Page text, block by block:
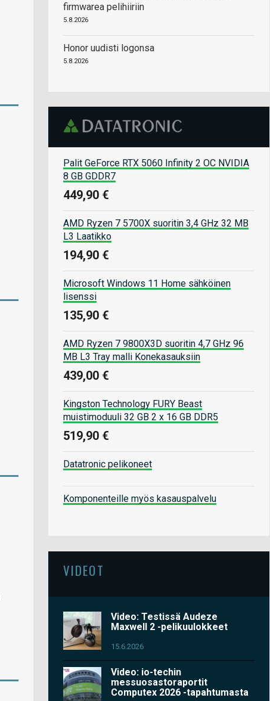
firmwarea pelihiiriin
5.8.2026
Honor uudisti logonsa
5.8.2026
Palit GeForce RTX 5060 Infinity 2 OC NVIDIA
8 GB GDDR7
449,90 €
AMD Ryzen 7 5700X suoritin 3,4 GHz 32 MB
L3 Laatikko
194,90 €
Microsoft Windows 11 Home sähköinen
lisenssi
135,90 €
AMD Ryzen 7 9800X3D suoritin 4,7 GHz 96
MB L3 Tray malli Konekasauksiin
439,00 €
Kingston Technology FURY Beast
muistimoduuli 32 GB 2 x 16 GB DDR5
519,90 €
Datatronic pelikoneet
Komponenteille myös kasauspalvelu
VIDEOT
Video: Testissä Audeze
Maxwell 2 -pelikuulokkeet
15.6.2026
Video: io-techin
messuosastoraportit
Computex 2026 -tapahtumasta